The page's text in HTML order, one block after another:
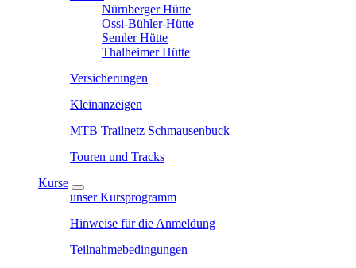
Nürnberger Hütte
Ossi-Bühler-Hütte
Semler Hütte
Thalheimer Hütte
Versicherungen
Kleinanzeigen
MTB Trailnetz Schmausenbuck
Touren und Tracks
Kurse
unser Kursprogramm
Hinweise für die Anmeldung
Teilnahmebedingungen